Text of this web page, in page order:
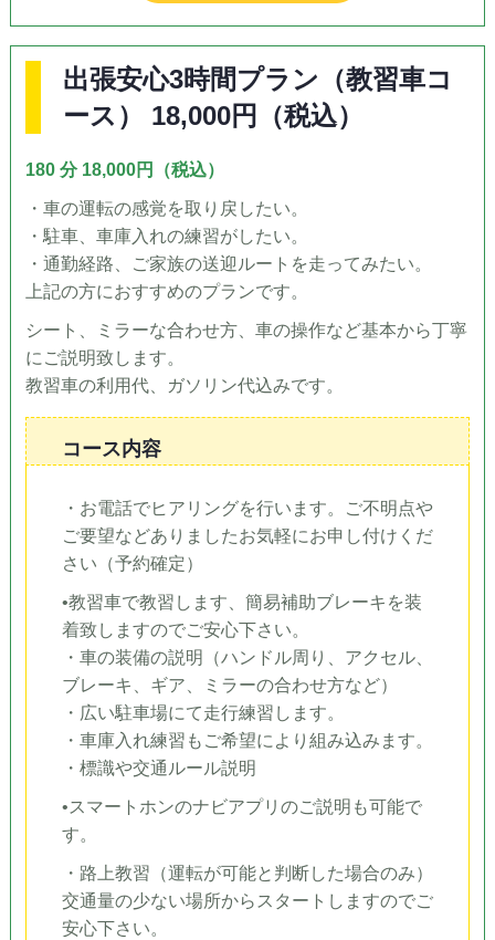
出張安心3時間プラン（教習車コ
ース） 18,000円（税込）
180 分 18,000円（税込）
・車の運転の感覚を取り戻したい。
・駐車、車庫入れの練習がしたい。
・通勤経路、ご家族の送迎ルートを走ってみたい。
上記の方におすすめのプランです。
シート、ミラーな合わせ方、車の操作など基本から丁寧
にご説明致します。
教習車の利用代、ガソリン代込みです。
コース内容
・お電話でヒアリングを行います。ご不明点や
ご要望などありましたお気軽にお申し付けくだ
さい（予約確定）
•教習車で教習します、簡易補助ブレーキを装
着致しますのでご安心下さい。
・車の装備の説明（ハンドル周り、アクセル、
ブレーキ、ギア、ミラーの合わせ方など）
・広い駐車場にて走行練習します。
・車庫入れ練習もご希望により組み込みます。
・標識や交通ルール説明
•スマートホンのナビアプリのご説明も可能で
す。
・路上教習（運転が可能と判断した場合のみ）
交通量の少ない場所からスタートしますのでご
安心下さい。